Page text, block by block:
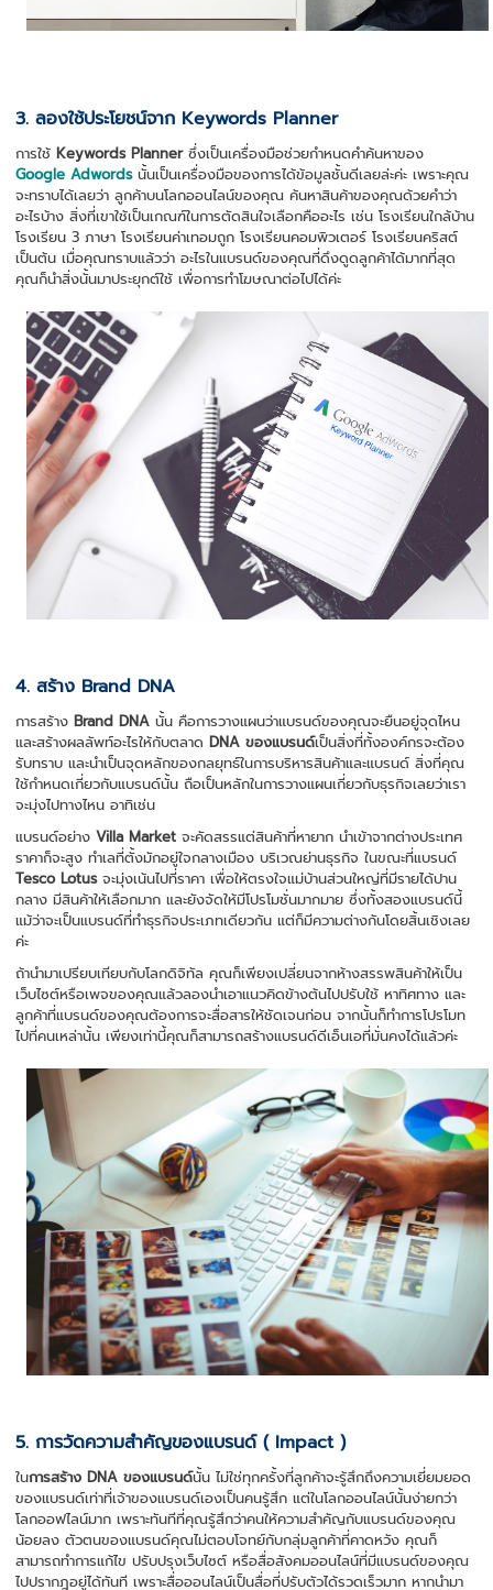
3. ลองใช้ประโยชน์จาก Keywords Planner
การใช้Keywords Plannerซึ่งเป็นเครื่องมือช่วยกำหนดคำค้นหาของ
Google Adwordsนั้นเป็นเครื่องมือของการได้ข้อมูลชั้นดีเลยล่ะค่ะ เพราะคุณ
จะทราบได้เลยว่า ลูกค้าบนโลกออนไลน์ของคุณ ค้นหาสินค้าของคุณด้วยคำว่า
อะไรบ้าง สิ่งที่เขาใช้เป็นเกณฑ์ในการตัดสินใจเลือกคืออะไร เช่น โรงเรียนใกล้บ้าน
โรงเรียน 3 ภาษา โรงเรียนค่าเทอมถูก โรงเรียนคอมพิวเตอร์ โรงเรียนคริสต์
เป็นต้น เมื่อคุณทราบแล้วว่า อะไรในแบรนด์ของคุณที่ดึงดูดลูกค้าได้มากที่สุด
คุณก็นำสิ่งนั้นมาประยุกต์ใช้ เพื่อการทำโฆษณาต่อไปได้ค่ะ
4. สร้าง Brand DNA
การสร้างBrand DNA นั้น คือการวางแผนว่าแบรนด์ของคุณจะยืนอยู่จุดไหน
และสร้างผลลัพท์อะไรให้กับตลาดDNA ของแบรนด์เป็นสิ่งที่ทั้งองค์กรจะต้อง
รับทราบ และนำเป็นจุดหลักของกลยุทธ์ในการบริหารสินค้าและแบรนด์ สิ่งที่คุณ
ใช้กำหนดเกี่ยวกับแบรนด์นั้น ถือเป็นหลักในการวางแผนเกี่ยวกับธุรกิจเลยว่าเรา
จะมุ่งไปทางไหน อาทิเช่น
แบรนด์อย่างVilla Market จะคัดสรรแต่สินค้าที่หายาก นำเข้าจากต่างประเทศ
ราคาก็จะสูง ทำเลที่ตั้งมักอยู่ใจกลางเมือง บริเวณย่านธุรกิจ ในขณะที่แบรนด์
Tesco Lotusจะมุ่งเน้นไปที่ราคา เพื่อให้ตรงใจแม่บ้านส่วนใหญ่ที่มีรายได้ปาน
กลาง มีสินค้าให้เลือกมาก และยังจัดให้มีโปรโมชั่นมากมาย ซึ่งทั้งสองแบรนด์นี้
แม้ว่าจะเป็นแบรนด์ที่ทำธุรกิจประเภทเดียวกัน แต่ก็มีความต่างกันโดยสิ้นเชิงเลย
ค่ะ
ถ้านำมาเปรียบเทียบกับโลกดิจิทัล คุณก็เพียงเปลี่ยนจากห้างสรรพสินค้าให้เป็น
เว็บไซต์หรือเพจของคุณแล้วลองนำเอาแนวคิดข้างต้นไปปรับใช้ หาทิศทาง และ
ลูกค้าที่แบรนด์ของคุณต้องการจะสื่อสารให้ชัดเจนก่อน จากนั้นก็ทำการโปรโมท
ไปที่คนเหล่านั้น เพียงเท่านี้คุณก็สามารถสร้างแบรนด์ดีเอ็นเอที่มั่นคงได้แล้วค่ะ
5. การวัดความสำคัญของแบรนด์ ( Impact )
ในการสร้าง DNA ของแบรนด์นั้น ไม่ใช่ทุกครั้งที่ลูกค้าจะรู้สึกถึงความเยี่ยมยอด
ของแบรนด์เท่าที่เจ้าของแบรนด์เองเป็นคนรู้สึก แต่ในโลกออนไลน์นั้นง่ายกว่า
โลกออฟไลน์มาก เพราะทันทีที่คุณรู้สึกว่าคนให้ความสำคัญกับแบรนด์ของคุณ
น้อยลง ตัวตนของแบรนด์คุณไม่ตอบโจทย์กับกลุ่มลูกค้าที่คาดหวัง คุณก็
สามารถทำการแก้ไข ปรับปรุงเว็บไซต์ หรือสื่อสังคมออนไลน์ที่มีแบรนด์ของคุณ
ไปปรากฎอยู่ได้ทันที เพราะสื่อออนไลน์เป็นสื่อที่ปรับตัวได้รวดเร็วมาก หากนำมา